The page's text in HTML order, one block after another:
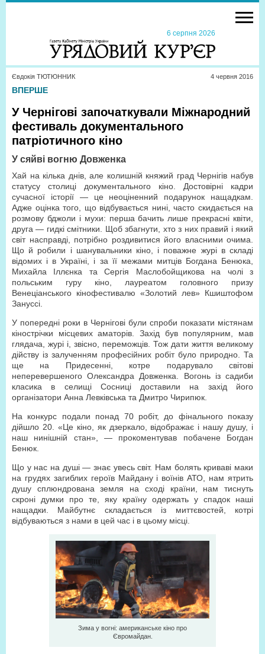
6 серпня 2026
Євдокія ТЮТЮННИК 4 червня 2016
ВПЕРШЕ
У Чернігові започаткували Міжнародний
фестиваль документального
патріотичного кіно
У сяйві вогню Довженка
Хай на кілька днів, але колишній княжий град Чернігів набув
статусу столиці документального кіно. Достовірні кадри
сучасної історії — це неоціненний подарунок нащадкам.
Адже оцінка того, що відбувається нині, часто скидається на
розмову бджоли і мухи: перша бачить лише прекрасні квіти,
друга — гидкі смітники. Щоб збагнути, хто з них правий і який
світ насправді, потрібно роздивитися його власними очима.
Що й робили і шанувальники кіно, і поважне журі в складі
відомих і в Україні, і за її межами митців Богдана Бенюка,
Михайла Іллєнка та Сергія Маслобойщикова на чолі з
польським гуру кіно, лауреатом головного призу
Венеціанського кінофестивалю «Золотий лев» Кшиштофом
Зануссі.
У попередні роки в Чернігові були спроби показати містянам
кінострічки місцевих аматорів. Захід був популярним, мав
глядача, журі і, звісно, переможців. Тож дати життя великому
дійству із залученням професійних робіт було природно. Та
ще на Придесенні, котре подарувало світові
неперевершеного Олександра Довженка. Вогонь із садиби
класика в селищі Сосниці доставили на захід його
організатори Анна Левківська та Дмитро Чирипюк.
На конкурс подали понад 70 робіт, до фінального показу
дійшло 20. «Це кіно, як дзеркало, відображає і нашу душу, і
наш нинішній стан», — прокоментував побачене Богдан
Бенюк.
Що у нас на душі — знає увесь світ. Нам болять криваві маки
на грудях загиблих героїв Майдану і воїнів АТО, нам ятрить
душу сплюндрована земля на сході країни, нам тиснуть
скроні думки про те, яку країну одержать у спадок наші
нащадки. Майбутнє складається із миттєвостей, котрі
відбуваються з нами в цей час і в цьому місці.
Зима у вогні: американське кіно про
Євромайдан.